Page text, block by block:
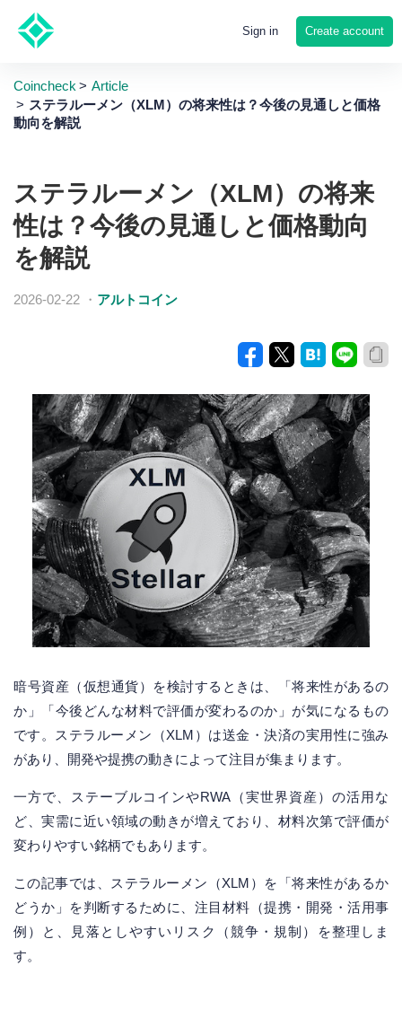
Sign in Create account
Coincheck
Article
ステラルーメン（XLM）の将来性は？今後の見通しと価格
動向を解説
ステラルーメン（XLM）の将来
性は？今後の見通しと価格動向
を解説
2026-02-22 ・ アルトコイン
暗号資産（仮想通貨）を検討するときは、「将来性があるの
か」「今後どんな材料で評価が変わるのか」が気になるもの
です。ステラルーメン（XLM）は送金・決済の実用性に強み
があり、開発や提携の動きによって注目が集まります。
一方で、ステーブルコインやRWA（実世界資産）の活用な
ど、実需に近い領域の動きが増えており、材料次第で評価が
変わりやすい銘柄でもあります。
この記事では、ステラルーメン（XLM）を「将来性があるか
どうか」を判断するために、注目材料（提携・開発・活用事
例）と、見落としやすいリスク（競争・規制）を整理しま
す。